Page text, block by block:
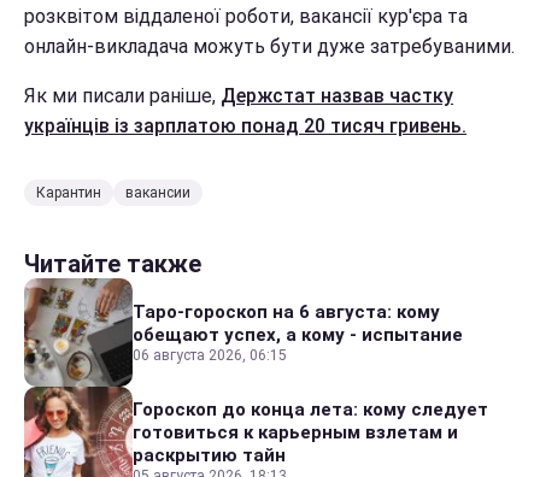
розквітом віддаленої роботи, вакансії кур'єра та
онлайн-викладача можуть бути дуже затребуваними.
Як ми писали раніше, Держстат назвав частку
українців із зарплатою понад 20 тисяч гривень.
Карантин вакансии
Читайте также
Таро-гороскоп на 6 августа: кому
обещают успех, а кому - испытание
06 августа 2026, 06:15
Гороскоп до конца лета: кому следует
готовиться к карьерным взлетам и
раскрытию тайн